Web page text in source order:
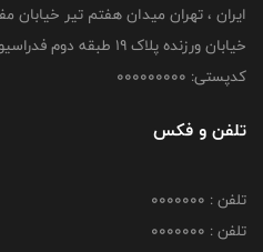
ایران ، تهران میدان هفتم تیر
خیابان ورزنده پلاک ۱۹ طبقه دوم فدراسیون جودو
کدپستی: 000000000
تلفن و فکس
تلفن : 0000000
تلفن : 0000000